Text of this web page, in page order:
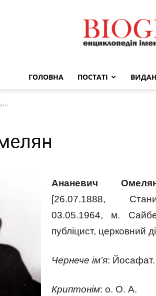
ГОЛОВНА ПОСТАТІ
Ананевич
[26.07.1888,
03.05.1964, м.
публіцист, церковний
Чернече ім’я: Йосафат.
Криптонім: о. О. А.